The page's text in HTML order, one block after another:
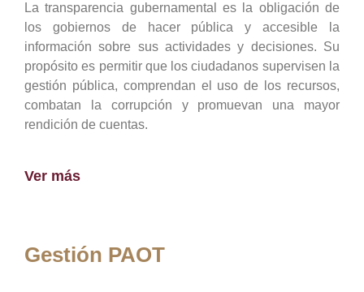
La transparencia gubernamental es la obligación de
los gobiernos de hacer pública y accesible la
información sobre sus actividades y decisiones. Su
propósito es permitir que los ciudadanos supervisen la
gestión pública, comprendan el uso de los recursos,
combatan la corrupción y promuevan una mayor
rendición de cuentas.
Ver más
Gestión PAOT